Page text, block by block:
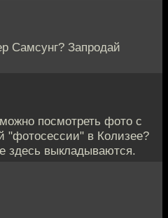
Самсунг? Запродай
посмотреть фото с
"фотосессии" в Колизее?
здесь выкладываются.